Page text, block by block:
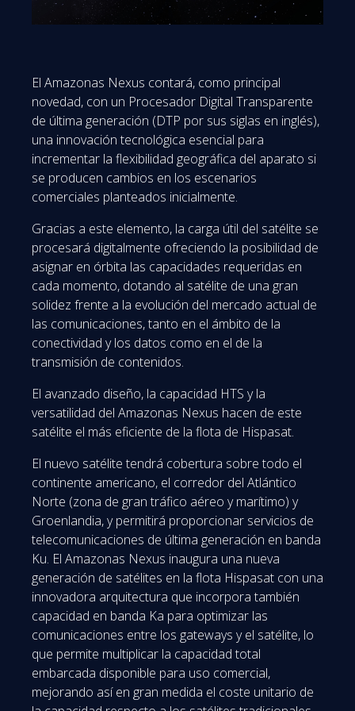
El Amazonas Nexus contará, como principal
novedad, con un Procesador Digital Transparente
de última generación (DTP por sus siglas en inglés),
una innovación tecnológica esencial para
incrementar la flexibilidad geográfica del aparato si
se producen cambios en los escenarios
comerciales planteados inicialmente.
Gracias a este elemento, la carga útil del satélite se
procesará digitalmente ofreciendo la posibilidad de
asignar en órbita las capacidades requeridas en
cada momento, dotando al satélite de una gran
solidez frente a la evolución del mercado actual de
las comunicaciones, tanto en el ámbito de la
conectividad y los datos como en el de la
transmisión de contenidos.
El avanzado diseño, la capacidad HTS y la
versatilidad del Amazonas Nexus hacen de este
satélite el más eficiente de la flota de Hispasat.
El nuevo satélite tendrá cobertura sobre todo el
continente americano, el corredor del Atlántico
Norte (zona de gran tráfico aéreo y marítimo) y
Groenlandia, y permitirá proporcionar servicios de
telecomunicaciones de última generación en banda
Ku. El Amazonas Nexus inaugura una nueva
generación de satélites en la flota Hispasat con una
innovadora arquitectura que incorpora también
capacidad en banda Ka para optimizar las
comunicaciones entre los gateways y el satélite, lo
que permite multiplicar la capacidad total
embarcada disponible para uso comercial,
mejorando así en gran medida el coste unitario de